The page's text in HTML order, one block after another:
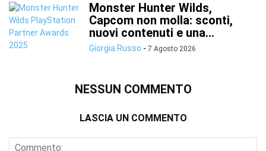
Monster Hunter Wilds,
Capcom non molla: sconti,
nuovi contenuti e una...
Giorgia Russo - 7 Agosto 2026
NESSUN COMMENTO
LASCIA UN COMMENTO